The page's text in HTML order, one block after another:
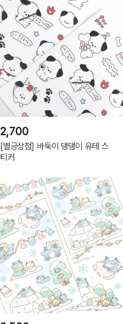
2,700
[별긍상점] 바둑이 댕댕이 유테 스
티커